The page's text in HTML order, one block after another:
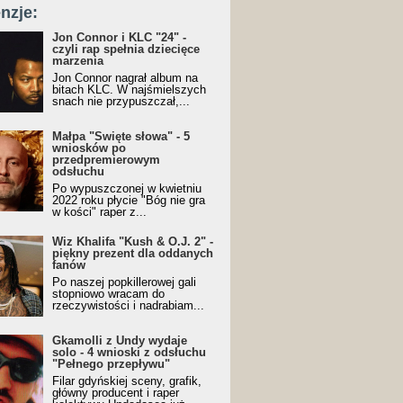
Jon Connor i KLC "24" -
czyli rap spełnia dziecięce
marzenia
Jon Connor nagrał album na
bitach KLC. W najśmielszych
snach nie przypuszczał,...
Małpa "Święte słowa" - 5
wniosków po
przedpremierowym
odsłuchu
Po wypuszczonej w kwietniu
2022 roku płycie "Bóg nie gra
w kości" raper z...
Wiz Khalifa "Kush & O.J. 2" -
piękny prezent dla oddanych
fanów
Po naszej popkillerowej gali
stopniowo wracam do
rzeczywistości i nadrabiam...
Gkamolli z Undy wydaje
solo - 4 wnioski z odsłuchu
"Pełnego przepływu"
Filar gdyńskiej sceny, grafik,
główny producent i raper